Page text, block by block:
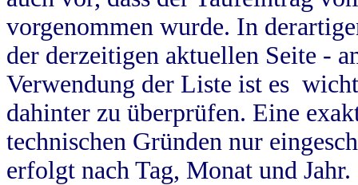
vorgenommen wurde. In
der derzeitigen aktuellen Seite -
Verwendung der Liste ist es
dahinter zu überprüfen. Eine
technischen Gründen nur
erfolgt nach Tag, Monat und Jahr.